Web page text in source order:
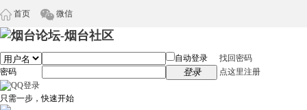
首页 微信
自动登录
找回密码
密码
登录 点这里注册
只需一步，快速开始